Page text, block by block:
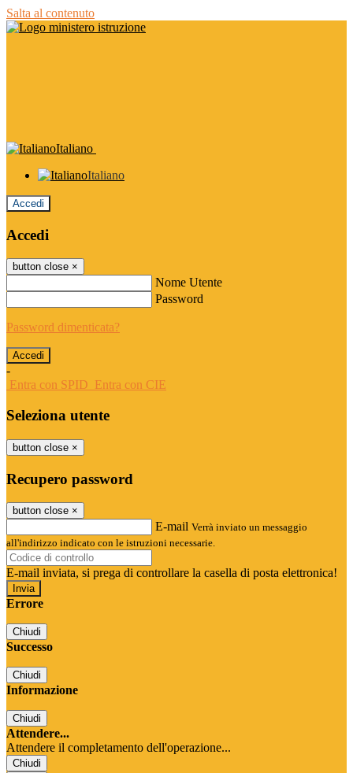
Salta al contenuto
Italiano
Italiano
Accedi
Accedi
button close ×
Nome Utente
Password
Password dimenticata?
-
Entra con SPID Entra con CIE
Seleziona utente
button close ×
Recupero password
button close ×
E-mail Verrà inviato un messaggio
all'indirizzo indicato con le istruzioni necessarie.
E-mail inviata, si prega di controllare la casella di posta elettronica!
Errore
Chiudi
Successo
Chiudi
Informazione
Chiudi
Attendere...
Attendere il completamento dell'operazione...
Chiudi